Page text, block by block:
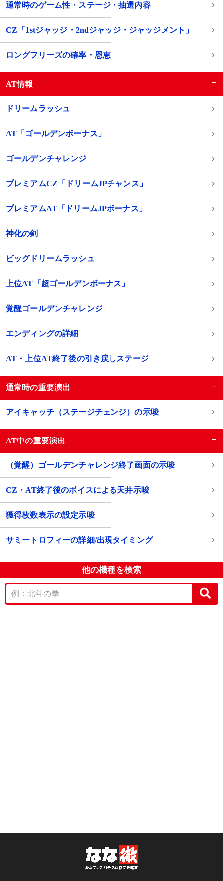
通常時のゲーム性・ステージ・抽選内容
CZ「1stジャッジ・2ndジャッジ・ジャッジメント」
ロングフリーズの確率・恩恵
AT情報 −
ドリームラッシュ
AT「ゴールデンボーナス」
ゴールデンチャレンジ
プレミアムCZ「ドリームJPチャンス」
プレミアムAT「ドリームJPボーナス」
神化の剣
ビッグドリームラッシュ
上位AT「超ゴールデンボーナス」
覚醒ゴールデンチャレンジ
エンディングの詳細
AT・上位AT終了後の引き戻しステージ
通常時の重要演出 −
アイキャッチ（ステージチェンジ）の示唆
AT中の重要演出 −
（覚醒）ゴールデンチャレンジ終了画面の示唆
CZ・AT終了後のボイスによる天井示唆
獲得枚数表示の設定示唆
サミートロフィーの詳細/出現タイミング
他の機種を検索